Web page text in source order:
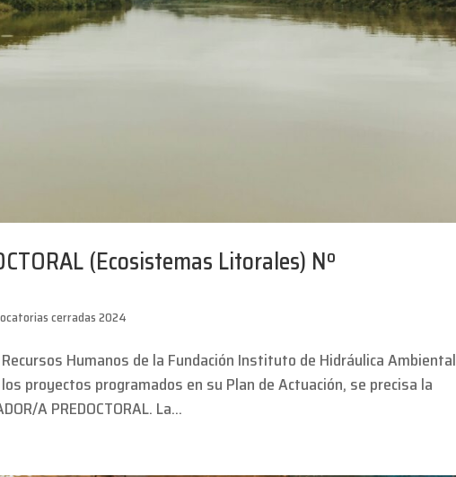
(Ecosistemas Litorales) Nº
cerradas 2024
Humanos de la Fundación Instituto de Hidráulica Ambiental
proyectos programados en su Plan de Actuación, se precisa la
A PREDOCTORAL. La...